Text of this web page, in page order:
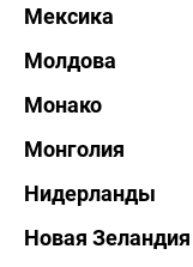
Мексика
Молдова
Монако
Монголия
Нидерланды
Новая Зеландия